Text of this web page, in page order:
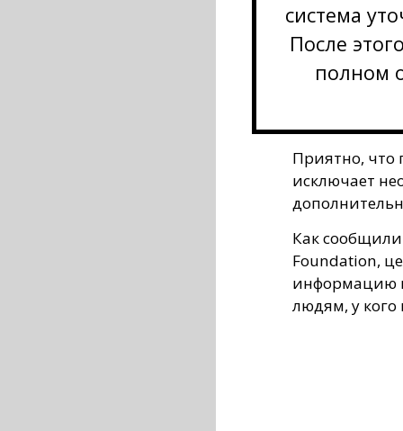
система
После
полном
Приятно, что
исключает
Как
Foundation,
информацию
людям, у кого